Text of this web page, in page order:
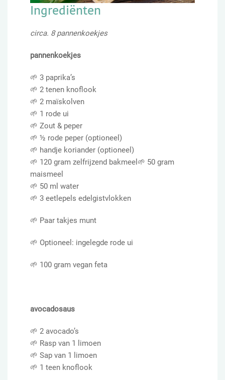
Ingrediënten
circa. 8 pannenkoekjes
pannenkoekjes
🌱 3 paprika’s
🌱 2 tenen knoflook
🌱 2 maïskolven
🌱 1 rode ui
🌱 Zout & peper
🌱 ½ rode peper (optioneel)
🌱 handje koriander (optioneel)
🌱 120 gram zelfrijzend bakmeel🌱 50 gram
maismeel
🌱 50 ml water
🌱 3 eetlepels edelgistvlokken
🌱 Paar takjes munt
🌱 Optioneel: ingelegde rode ui
🌱 100 gram vegan feta
avocadosaus
🌱 2 avocado’s
🌱 Rasp van 1 limoen
🌱 Sap van 1 limoen
🌱 1 teen knoflook